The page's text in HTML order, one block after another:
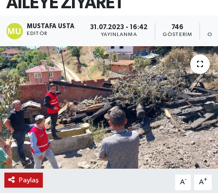
MUSTAFA USTA
EDITÖR
31.07.2023 - 16:42
YAYINLANMA
746
GÖSTERIM
Paylaş A- A+